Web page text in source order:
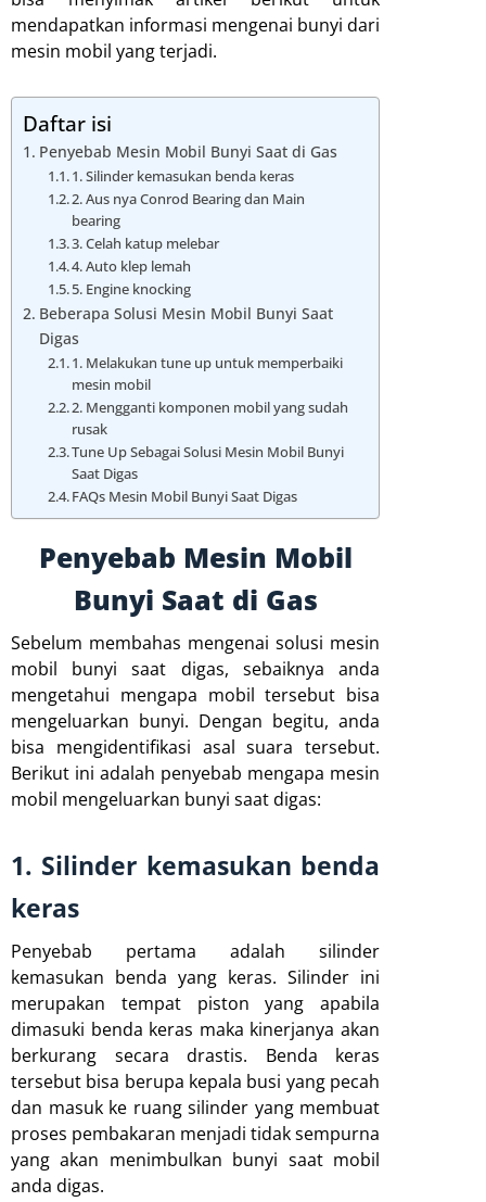
mendapatkan informasi mengenai bunyi dari
mesin mobil yang terjadi.
Daftar isi
Penyebab Mesin Mobil Bunyi Saat di Gas
1. Silinder kemasukan benda keras
2. Aus nya Conrod Bearing dan Main
bearing
3. Celah katup melebar
4. Auto klep lemah
5. Engine knocking
Beberapa Solusi Mesin Mobil Bunyi Saat
Digas
1. Melakukan tune up untuk memperbaiki
mesin mobil
2. Mengganti komponen mobil yang sudah
rusak
Tune Up Sebagai Solusi Mesin Mobil Bunyi
Saat Digas
FAQs Mesin Mobil Bunyi Saat Digas
Penyebab Mesin Mobil
Bunyi Saat di Gas
Sebelum membahas mengenai solusi mesin
mobil bunyi saat digas, sebaiknya anda
mengetahui mengapa mobil tersebut bisa
mengeluarkan bunyi. Dengan begitu, anda
bisa mengidentifikasi asal suara tersebut.
Berikut ini adalah penyebab mengapa mesin
mobil mengeluarkan bunyi saat digas:
1. Silinder kemasukan benda
keras
Penyebab pertama adalah silinder
kemasukan benda yang keras. Silinder ini
merupakan tempat piston yang apabila
dimasuki benda keras maka kinerjanya akan
berkurang secara drastis. Benda keras
tersebut bisa berupa kepala busi yang pecah
dan masuk ke ruang silinder yang membuat
proses pembakaran menjadi tidak sempurna
yang akan menimbulkan bunyi saat mobil
anda digas.